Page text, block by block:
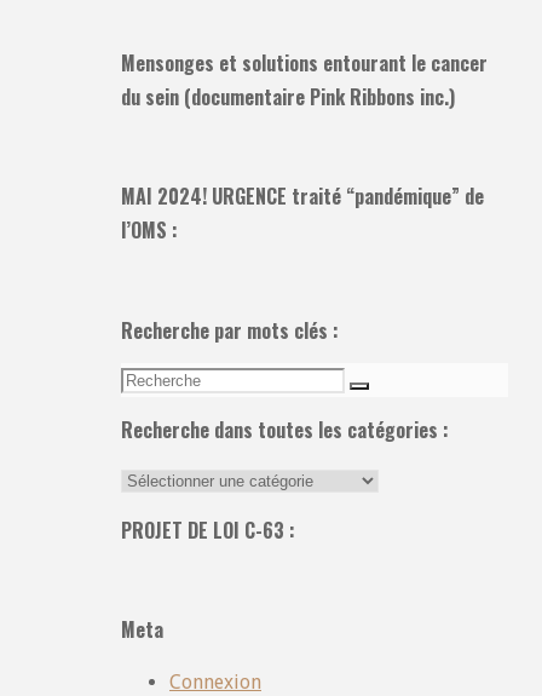
Mensonges et solutions entourant le cancer
du sein (documentaire Pink Ribbons inc.)
MAI 2024! URGENCE traité “pandémique” de
l’OMS :
Recherche par mots clés :
Recherche
Recherche
Recherche dans toutes les catégories :
Recherche
toutes
PROJET DE LOI C-63 :
Meta
Connexion